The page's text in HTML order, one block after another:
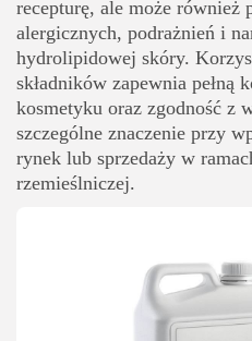
recepturę, ale może również
alergicznych, podrażnień i
hydrolipidowej skóry.
składników zapewnia pełną
kosmetyku oraz zgodność z
szczególne znaczenie przy
rynek lub sprzedaży w
rzemieślniczej.